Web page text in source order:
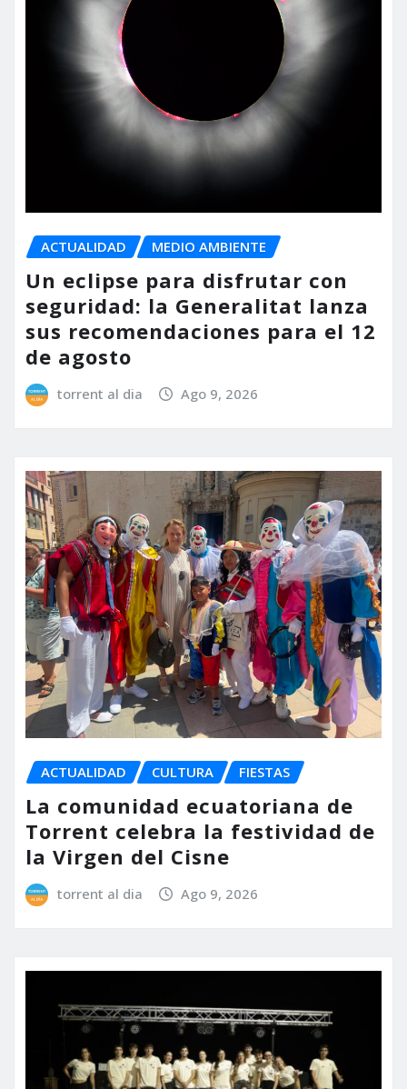
ACTUALIDAD MEDIO AMBIENTE
Un eclipse para disfrutar con
seguridad: la Generalitat lanza
sus recomendaciones para el 12
de agosto
torrent al dia Ago 9, 2026
ACTUALIDAD CULTURA FIESTAS
La comunidad ecuatoriana de
Torrent celebra la festividad de
la Virgen del Cisne
torrent al dia Ago 9, 2026